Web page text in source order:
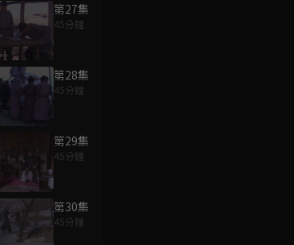
第27集
45分鐘
第28集
45分鐘
第29集
45分鐘
第30集
45分鐘